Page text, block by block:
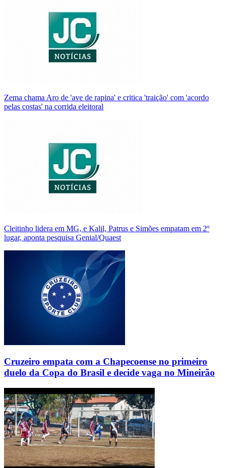
Zema chama Aro de 'ave de rapina' e critica 'traição' com 'acordo
pelas costas' na corrida eleitoral
Cleitinho lidera em MG, e Kalil, Patrus e Simões empatam em 2º
lugar, aponta pesquisa Genial/Quaest
Cruzeiro empata com a Chapecoense no primeiro
duelo da Copa do Brasil e decide vaga no Mineirão